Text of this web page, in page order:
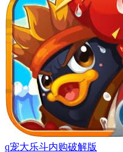
q宠大乐斗内购破解版